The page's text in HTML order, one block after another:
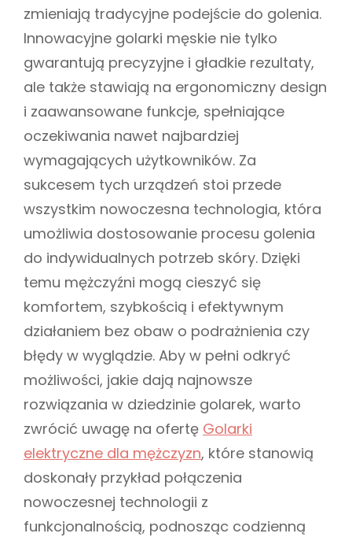
zmieniają tradycyjne podejście do golenia.
Innowacyjne golarki męskie nie tylko
gwarantują precyzyjne i gładkie rezultaty,
ale także stawiają na ergonomiczny design
i zaawansowane funkcje, spełniające
oczekiwania nawet najbardziej
wymagających użytkowników. Za
sukcesem tych urządzeń stoi przede
wszystkim nowoczesna technologia, która
umożliwia dostosowanie procesu golenia
do indywidualnych potrzeb skóry. Dzięki
temu mężczyźni mogą cieszyć się
komfortem, szybkością i efektywnym
działaniem bez obaw o podrażnienia czy
błędy w wyglądzie. Aby w pełni odkryć
możliwości, jakie dają najnowsze
rozwiązania w dziedzinie golarek, warto
zwrócić uwagę na ofertę Golarki
elektryczne dla mężczyzn, które stanowią
doskonały przykład połączenia
nowoczesnej technologii z
funkcjonalnością, podnosząc codzienną